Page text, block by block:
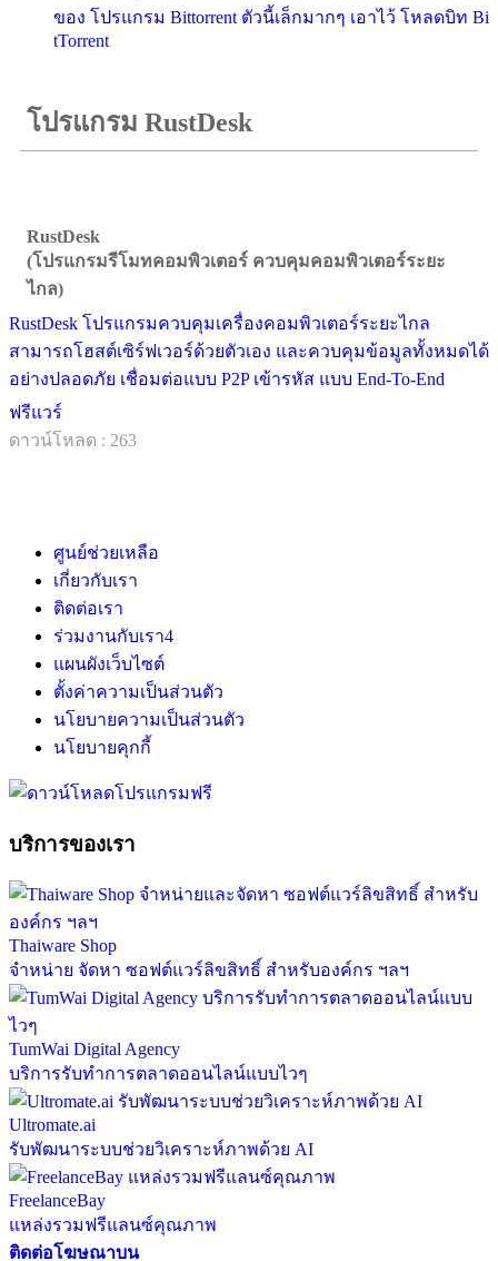
ของ โปรแกรม Bittorrent ตัวนี้เล็กมากๆ เอาไว้ โหลดบิท Bi
tTorrent
โปรแกรม RustDesk
RustDesk
(โปรแกรมรีโมทคอมพิวเตอร์ ควบคุมคอมพิวเตอร์ระยะ
ไกล)
RustDesk โปรแกรมควบคุมเครื่องคอมพิวเตอร์ระยะไกล
สามารถโฮสต์เซิร์ฟเวอร์ด้วยตัวเอง และควบคุมข้อมูลทั้งหมดได้
อย่างปลอดภัย เชื่อมต่อแบบ P2P เข้ารหัส แบบ End-To-End
ฟรีแวร์
ดาวน์โหลด : 263
ศูนย์ช่วยเหลือ
เกี่ยวกับเรา
ติดต่อเรา
ร่วมงานกับเรา4
แผนผังเว็บไซต์
ตั้งค่าความเป็นส่วนตัว
นโยบายความเป็นส่วนตัว
นโยบายคุกกี้
บริการของเรา
Thaiware Shop
จำหน่าย จัดหา ซอฟต์แวร์ลิขสิทธิ์ สำหรับองค์กร ฯลฯ
TumWai Digital Agency
บริการรับทำการตลาดออนไลน์แบบไวๆ
Ultromate.ai
รับพัฒนาระบบช่วยวิเคราะห์ภาพด้วย AI
FreelanceBay
แหล่งรวมฟรีแลนซ์คุณภาพ
ติดต่อโฆษณาบน